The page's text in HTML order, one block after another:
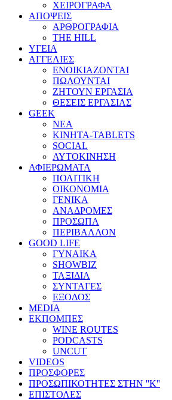
ΧΕΙΡΟΓΡΑΦΑ
ΑΠΟΨΕΙΣ
ΑΡΘΡΟΓΡΑΦΙΑ
THE HILL
ΥΓΕΙΑ
ΑΓΓΕΛΙΕΣ
ΕΝΟΙΚΙΑΖΟΝΤΑΙ
ΠΩΛΟΥΝΤΑΙ
ΖΗΤΟΥΝ ΕΡΓΑΣΙΑ
ΘΕΣΕΙΣ ΕΡΓΑΣΙΑΣ
GEEK
ΝΕΑ
ΚΙΝΗΤΑ-TABLETS
SOCIAL
ΑΥΤΟΚΙΝΗΣΗ
ΑΦΙΕΡΩΜΑΤΑ
ΠΟΛΙΤΙΚΗ
ΟΙΚΟΝΟΜΙΑ
ΓΕΝΙΚΑ
ΑΝΑΔΡΟΜΕΣ
ΠΡΟΣΩΠΑ
ΠΕΡΙΒΑΛΛΟΝ
GOOD LIFE
ΓΥΝΑΙΚΑ
SHOWBIZ
ΤΑΞΙΔΙΑ
ΣΥΝΤΑΓΕΣ
ΕΞΟΔΟΣ
MEDIA
ΕΚΠΟΜΠΕΣ
WINE ROUTES
PODCASTS
UNCUT
VIDEOS
ΠΡΟΣΦΟΡΕΣ
ΠΡΟΣΩΠΙΚΟΤΗΤΕΣ ΣΤΗΝ ''Κ''
ΕΠΙΣΤΟΛΕΣ